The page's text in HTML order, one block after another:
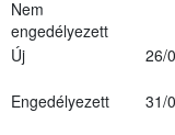
Nem
engedélyezett
Új
26/
Engedélyezett 31/